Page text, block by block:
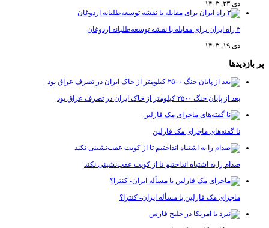
بعد از پایان جنگ ۲۵۰۰ کیلومتر از خاک ایران در تصرف عراق بود
نا گفته‌های ماجرای مک فارلین
صدام را به اشتباه انداختیم تا از کویت عقب‌نشینی نکند
ماجرای مک فارلین یا مسأله ایران- کنترا؟